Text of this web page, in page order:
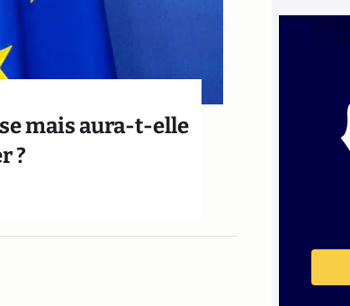
mais aura-t-elle
?